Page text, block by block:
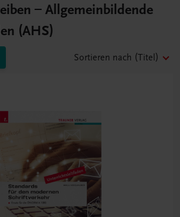
– Allgemeinbildende
(AHS)
Sortieren nach (Titel)